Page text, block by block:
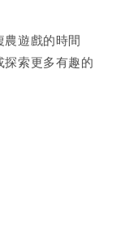
農遊戲的時間
探索更多有趣的